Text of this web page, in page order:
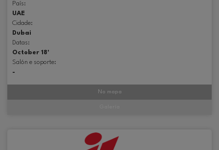
País:
UAE
Cidade:
Dubai
Datas:
October 18'
Salón e soporte:
-
No mapa